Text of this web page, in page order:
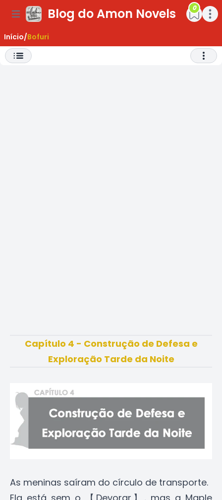
Open main menuBlog do Amon Novels Open
0
Início/Bofuri
Abrir
Capítulo 4 - Construção de Defesa e
Exploração Tarde da Noite
As meninas saíram do círculo de transporte.
Menu